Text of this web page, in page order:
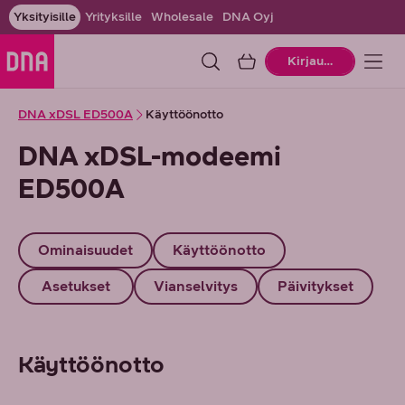
Yksityisille Yrityksille Wholesale DNA Oyj
OstoskoriKirjaudu
DNA xDSL ED500A Käyttöönotto
DNA xDSL-modeemi
ED500A
Ominaisuudet Käyttöönotto
Asetukset Vianselvitys Päivitykset
Käyttöönotto